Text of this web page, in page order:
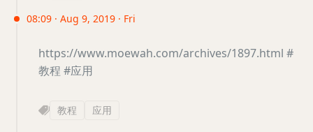
08:09 · Aug 9, 2019 · Fri
https://www.moewah.com/archives/1897.html #
教程 #应用
教程 应用